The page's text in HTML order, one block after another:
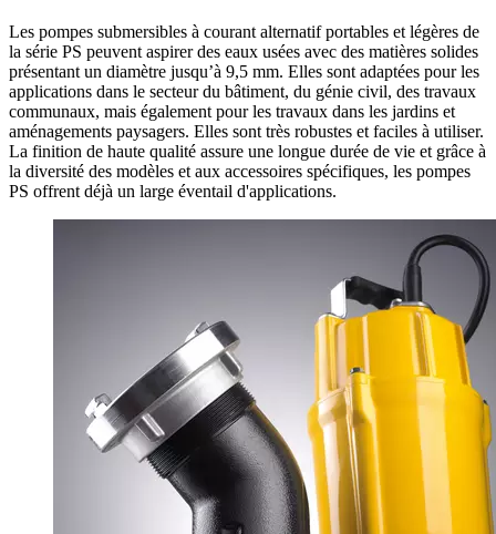
Les pompes submersibles à courant alternatif portables et légères de
la série PS peuvent aspirer des eaux usées avec des matières solides
présentant un diamètre jusqu’à 9,5 mm. Elles sont adaptées pour les
applications dans le secteur du bâtiment, du génie civil, des travaux
communaux, mais également pour les travaux dans les jardins et
aménagements paysagers. Elles sont très robustes et faciles à utiliser.
La finition de haute qualité assure une longue durée de vie et grâce à
la diversité des modèles et aux accessoires spécifiques, les pompes
PS offrent déjà un large éventail d'applications.